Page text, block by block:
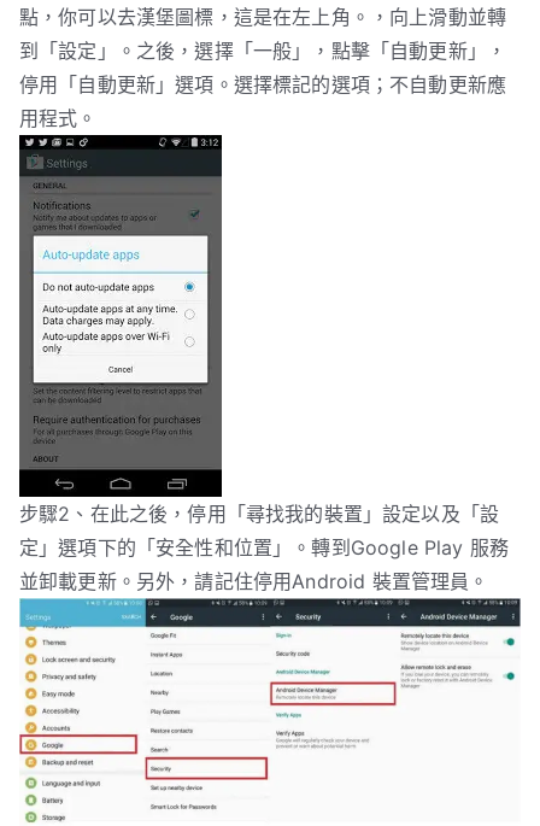
點，你可以去漢堡圖標，這是在左上角。，向上滑動並轉
到「設定」。之後，選擇「一般」，點擊「自動更新」，
停用「自動更新」選項。選擇標記的選項；不自動更新應
用程式。
步驟2、在此之後，停用「尋找我的裝置」設定以及「設
定」選項下的「安全性和位置」。轉到Google Play 服務
並卸載更新。另外，請記住停用Android 裝置管理員。